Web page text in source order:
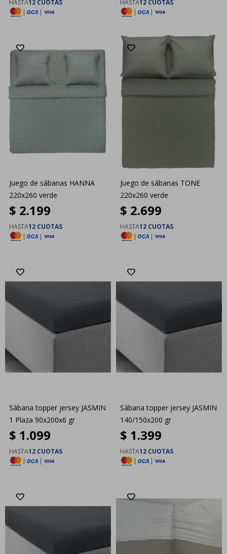
HASTA12 CUOTAS
|
|
HASTA12 CUOTAS
|
|
Juego de sábanas HANNA
220x260 verde
$ 2.199
HASTA12 CUOTAS
|
|
Juego de sábanas TONE
220x260 verde
$ 2.699
HASTA12 CUOTAS
|
|
Sábana topper jersey JASMIN
1 Plaza 90x200x6 gr
$ 1.099
HASTA12 CUOTAS
|
|
Sábana topper jersey JASMIN
140/150x200 gr
$ 1.399
HASTA12 CUOTAS
|
|